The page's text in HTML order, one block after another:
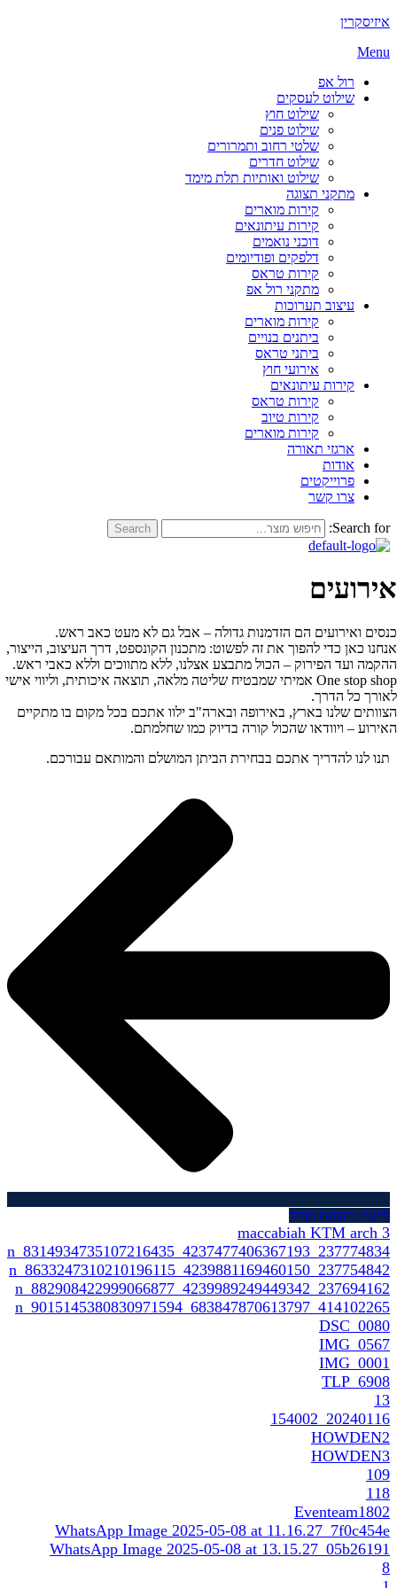
רול אפ
שילוט לעסקים
שילוט חוץ
שילוט פנים
שלטי רחוב ותמרורים
שילוט חדרים
שילוט ואותיות תלת מימד
מתקני תצוגה
קירות מוארים
קירות עיתונאים
דוכני נואמים
דלפקים ופודיומים
קירות טראס
מתקני רול אפ
עיצוב תערוכות
קירות מוארים
ביתנים בנויים
ביתני טראס
אירועי חוץ
קירות עיתונאים
קירות טראס
קירות טיוב
קירות מוארים
ארגזי תאורה
אודות
פרוייקטים
צרו קשר
Search
ואירועים הם הזדמנות גדולה – אבל גם לא מעט כאב ראש.
כאן כדי להפוך את זה לפשוט: מתכנון הקונספט, דרך העיצוב, הייצור,
ועד הפירוק – הכול מתבצע אצלנו, ללא מתווכים וללא כאבי ראש.
One אמיתי שמבטיח שליטה מלאה, תוצאה איכותית, וליווי אישי
כל הדרך .
שלנו בארץ, באירופה ובארה"ב ילוו אתכם בכל מקום בו מתקיים
– ויוודאו שהכול קורה בדיוק כמו שחלמתם.
להדריך אתכם בבחירת הביתן המושלם והמותאם עבורכם.
והצעת מחיר
maccabiah KTM
WhatsApp Image 2025-05-08 at
WhatsApp Image 2025-05-08 at